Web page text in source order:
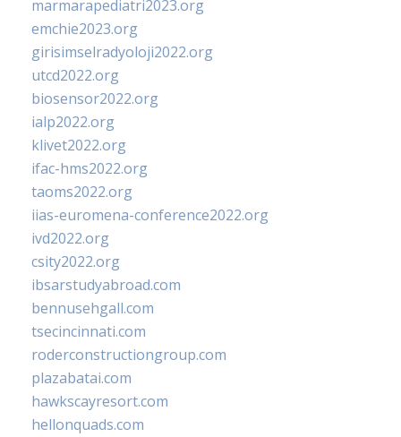
marmarapediatri2023.org
emchie2023.org
girisimselradyoloji2022.org
utcd2022.org
biosensor2022.org
ialp2022.org
klivet2022.org
ifac-hms2022.org
taoms2022.org
iias-euromena-conference2022.org
ivd2022.org
csity2022.org
ibsarstudyabroad.com
bennusehgall.com
tsecincinnati.com
roderconstructiongroup.com
plazabatai.com
hawkscayresort.com
hellonquads.com